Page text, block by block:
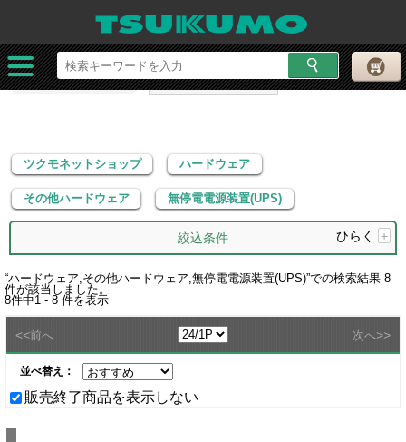
ツクモネットショップ
ハードウェア
その他ハードウェア
無停電電源装置(UPS)
ツクモネットショップ ハードウェア
その他ハードウェア 無停電電源装置(UPS)
絞込条件 ひらく +
“ハードウェア,その他ハードウェア,無停電電源装置(UPS)”での検索結果 8
件が該当しました。
8件中1 - 8 件を表示
<<前へ 次へ>>
並べ替え：
販売終了商品を表示しない